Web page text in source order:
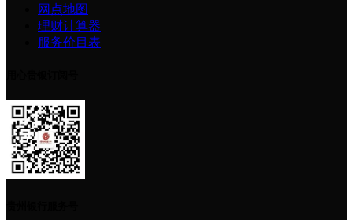
网点地图
理财计算器
服务价目表